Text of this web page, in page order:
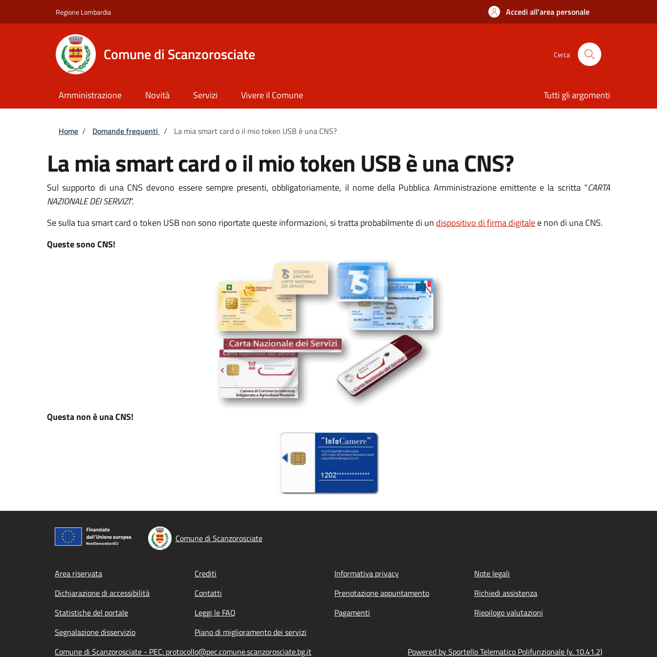
Regione Lombardia Accedi all'area personale
Comune di Scanzorosciate Cerca
Amministrazione Novità Servizi Vivere il Comune Tutti gli argomenti
Briciole di pane
Home / Domande frequenti / La mia smart card o il mio token USB è una CNS?
La mia smart card o il mio token USB è una CNS?
Sul supporto di una CNS devono essere sempre presenti, obbligatoriamente, il nome della Pubblica Amministrazione emittente e la scritta “CARTA
NAZIONALE DEI SERVIZI”.
Se sulla tua smart card o token USB non sono riportate queste informazioni, si tratta probabilmente di un dispositivo di firma digitalee non di una CNS.
Queste sono CNS!
Questa non è una CNS!
Comune di Scanzorosciate
Footer menu
Area riservata Crediti Informativa privacy
Note legali
Dichiarazione di accessibilità
Contatti Prenotazione appuntamento
Richiedi assistenza
Statistiche del portale
Leggi le FAQ Pagamenti
Riepilogo valutazioni
Segnalazione disservizio
Piano di miglioramento dei servizi
Comune di Scanzorosciate - PEC: protocollo@pec.comune.scanzorosciate.bg.it
Powered by Sportello Telematico Polifunzionale (v. 10.41.2)